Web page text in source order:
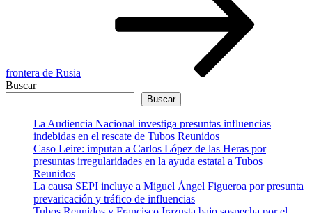
frontera de Rusia
Buscar
Buscar
La Audiencia Nacional investiga presuntas influencias
indebidas en el rescate de Tubos Reunidos
Caso Leire: imputan a Carlos López de las Heras por
presuntas irregularidades en la ayuda estatal a Tubos
Reunidos
La causa SEPI incluye a Miguel Ángel Figueroa por presunta
prevaricación y tráfico de influencias